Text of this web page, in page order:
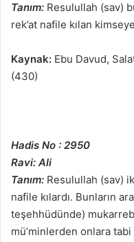
Tanım: Resulullah (sav)
rek’at nafile kılan
Kaynak: Ebu Davud,
(430)
Hadis No : 2950
Ravi: Ali
Tanım: Resulullah (sav)
nafile kılardı. Bunların
teşehhüdünde)
mü’minlerden onlara tabi